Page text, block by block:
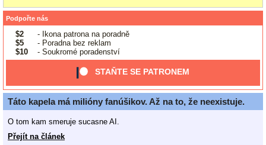
Podpořte nás
$2
- Ikona patrona na poradně
$5
- Poradna bez reklam
$10
- Soukromé poradenství
STAŇTE SE PATRONEM
Táto kapela má milióny fanúšikov. Až na to, že neexistuje.
O tom kam smeruje sucasne AI.
Přejít na článek